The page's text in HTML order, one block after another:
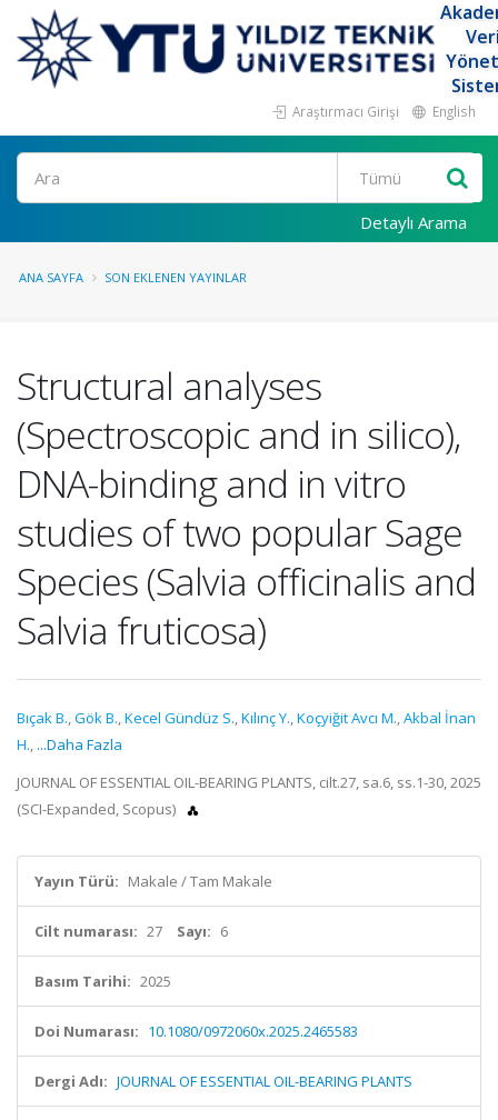
Araştırmacı Girişi English
Ara
Detaylı Arama
ANA SAYFA SON EKLENEN YAYINLAR
Structural analyses
(Spectroscopic and in silico),
DNA-binding and in vitro
studies of two popular Sage
Species (Salvia officinalis and
Salvia fruticosa)
Bıçak B.,Gök B.,Kecel Gündüz S.,Kılınç Y.,Koçyiğit Avcı M.,Akbal İnan
H., ...Daha Fazla
JOURNAL OF ESSENTIAL OIL-BEARING PLANTS, cilt.27, sa.6, ss.1-30, 2025
(SCI-Expanded, Scopus)
Yayın Türü: Makale / Tam Makale
Cilt numarası: 27 Sayı: 6
Basım Tarihi: 2025
Doi Numarası: 10.1080/0972060x.2025.2465583
Dergi Adı: JOURNAL OF ESSENTIAL OIL-BEARING PLANTS